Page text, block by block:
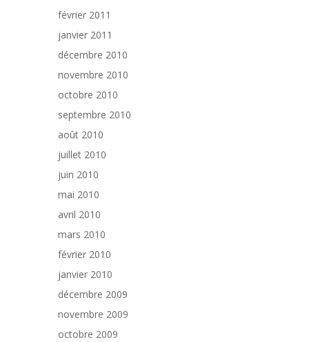
février 2011
janvier 2011
décembre 2010
novembre 2010
octobre 2010
septembre 2010
août 2010
juillet 2010
juin 2010
mai 2010
avril 2010
mars 2010
février 2010
janvier 2010
décembre 2009
novembre 2009
octobre 2009